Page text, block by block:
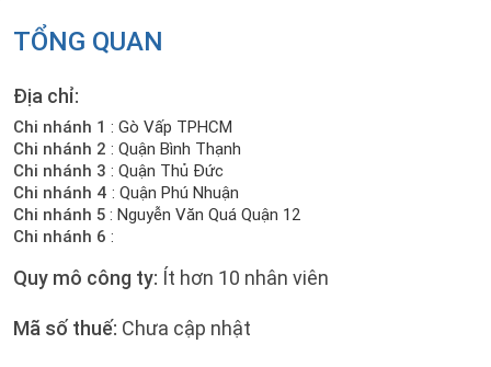
TỔNG QUAN
Địa chỉ:
Chi nhánh 1 : Gò Vấp TPHCM
Chi nhánh 2 : Quận Bình Thạnh
Chi nhánh 3 : Quận Thủ Đức
Chi nhánh 4 : Quận Phú Nhuận
Chi nhánh 5 : Nguyễn Văn Quá Quận 12
Chi nhánh 6 :
Quy mô công ty: Ít hơn 10 nhân viên
Mã số thuế: Chưa cập nhật